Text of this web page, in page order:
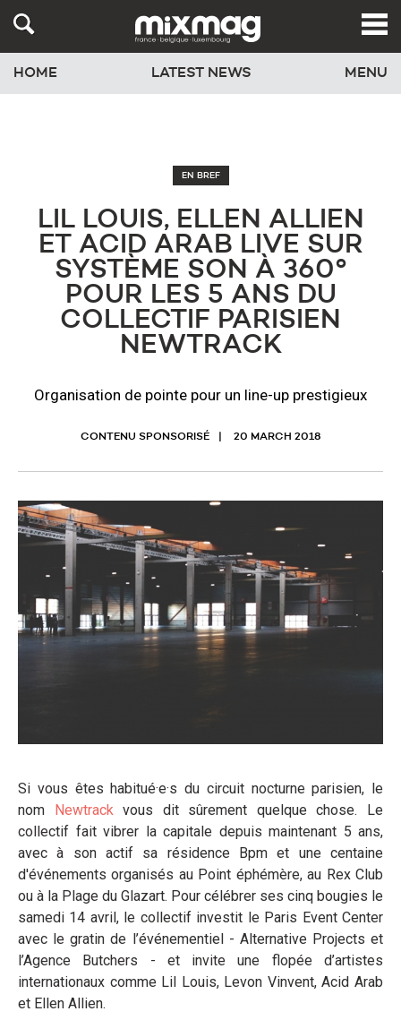
HOME LATEST NEWS MENU
EN BREF
LIL LOUIS, ELLEN ALLIEN
ET ACID ARAB LIVE SUR
SYSTÈME SON À 360°
POUR LES 5 ANS DU
COLLECTIF PARISIEN
NEWTRACK
Organisation de pointe pour un line-up prestigieux
CONTENU SPONSORISÉ 20 MARCH 2018
Si vous êtes habitué·e·s du circuit nocturne parisien, le
nom Newtrackvous dit sûrement quelque chose. Le
collectif fait vibrer la capitale depuis maintenant 5 ans,
avec à son actif sa résidence Bpm et une centaine
d'événements organisés au Point éphémère, au Rex Club
ou à la Plage du Glazart. Pour célébrer ses cinq bougies le
samedi 14 avril, le collectif investit le Paris Event Center
avec le gratin de l’événementiel - Alternative Projects et
l’Agence Butchers - et invite une flopée d’artistes
internationaux comme Lil Louis, Levon Vinvent, Acid Arab
et Ellen Allien.